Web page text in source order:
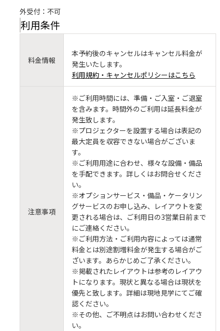
外受付：不可
利用条件
料金情報
本予約後のキャンセルはキャンセル料金が
発生いたします。
利用規約・キャンセルポリシーはこちら
注意事項
※ご利用時間には、準備・ご入室・ご退室
を含みます。時間外のご利用は延長料金が
発生致します。
※プロジェクターを設置する場合は表記の
最大定員を収容できない場合がございま
す。
※ご利用用途に合わせ、様々な設備・備品
を手配できます。詳しくはお問合せくださ
い。
※オプションサービス・備品・ケータリン
グサービスのお申し込み、レイアウトを変
更される場合は、ご利用日の3営業日前まで
にご連絡ください。
※ご利用方法・ご利用内容によっては通常
料金とは別途割増料金が発生する場合がご
ざいます。あらかじめご了承ください。
※掲載されたレイアウトは参考のレイアウ
トになります。現状と異なる場合は現状を
優先と致します。詳細は現地見学にてご確
認ください。
※その他、ご不明点はお問い合わせくださ
い。